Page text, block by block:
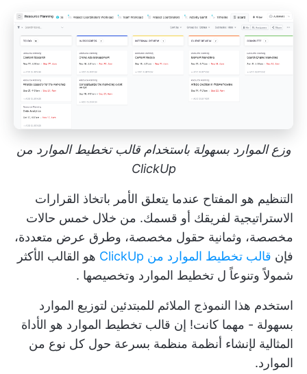
وزع الموارد بسهولة باستخدام قالب تخطيط الموارد من
ClickUp
التنظيم هو المفتاح عندما يتعلق الأمر باتخاذ القرارات
الاستراتيجية لفريقك أو قسمك. من خلال خمس حالات
مخصصة، وثمانية حقول مخصصة، وطرق عرض متعددة،
فإن قالب تخطيط الموارد من ClickUp
هو القالب الأكثر
شمولاً وتنوعاً ل تخطيط الموارد وتخصيصها .
استخدم هذا النموذج الملائم للمبتدئين لتوزيع الموارد
بسهولة - مهما كانت! إن قالب تخطيط الموارد هو الأداة
المثالية لإنشاء أنظمة منظمة بسرعة حول كل نوع من
الموارد.